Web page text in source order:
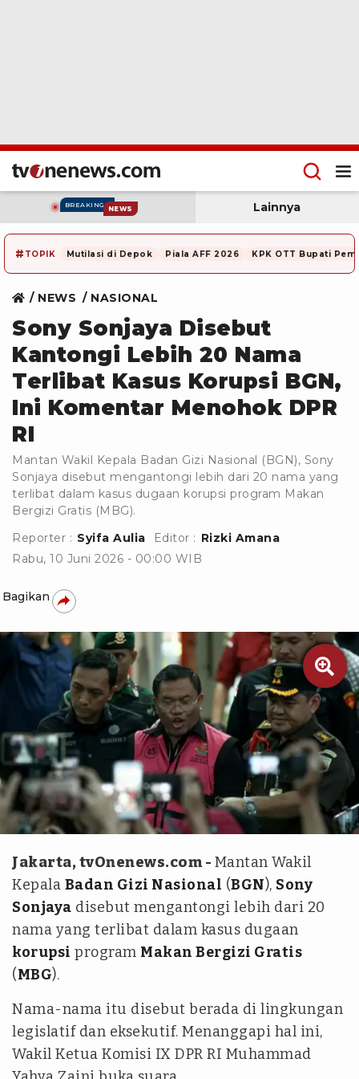
BREAKING NEWS Lainnya
# TOPIK Mutilasi di Depok Piala AFF 2026 KPK OTT Bupati
NEWS NASIONAL
Sony Sonjaya Disebut
Kantongi Lebih 20 Nama
Terlibat Kasus Korupsi BGN,
Ini Komentar Menohok DPR
RI
Mantan Wakil Kepala Badan Gizi Nasional (BGN), Sony
Sonjaya disebut mengantongi lebih dari 20 nama yang
terlibat dalam kasus dugaan korupsi program Makan
Bergizi Gratis (MBG).
Reporter : Syifa Aulia Editor : Rizki Amana
Rabu, 10 Juni 2026 - 00:00 WIB
Bagikan

tim tvOnenews - Julio
Jakarta, tvOnenews.com - Mantan Wakil
Kepala Badan Gizi Nasional (BGN), Sony
Sonjaya disebut mengantongi lebih dari 20
nama yang terlibat dalam kasus dugaan
korupsi program Makan Bergizi Gratis
(MBG).
Nama-nama itu disebut berada di lingkungan
legislatif dan eksekutif. Menanggapi hal ini,
Wakil Ketua Komisi IX DPR RI Muhammad